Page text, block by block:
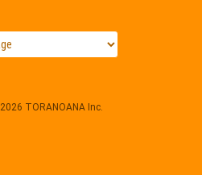
2026 TORANOANA Inc.